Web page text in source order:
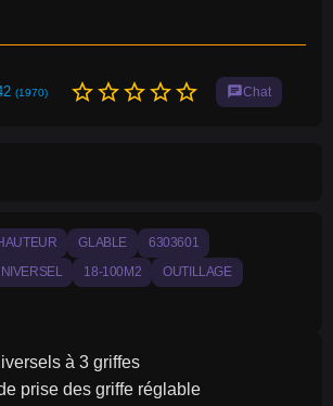
(1970) star_borderstar_borderstar_borderstar_borderstar_border chatChat
GLABLE 6303601
18-100M2 OUTILLAGE
à 3 griffes
prise des griffe réglable